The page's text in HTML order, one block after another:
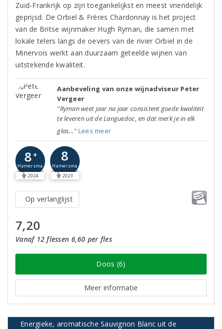
Zuid-Frankrijk op zijn toegankelijkst en meest vriendelijk
geprijsd. De Orbiel & Frères Chardonnay is het project
van de Britse wijnmaker Hugh Ryman, die samen met
lokale telers langs de oevers van de rivier Orbiel in de
Minervois werkt aan duurzaam geteelde wijnen van
uitstekende kwaliteit.
Aanbeveling van onze wijnadviseur Peter
Vergeer
"Ryman weet jaar na jaar consistent goede kwaliteit
te leveren uit de Languedoc, en dat merk je in elk
glas..." Lees meer
8 +
Hamersma
2024
8
Hamersma
2023
Op verlanglijst
7,20
Vanaf 12 flessen 6,60 per fles
Doos (6)
Meer informatie
Energieke, aromatische Sauvignon Blanc uit de